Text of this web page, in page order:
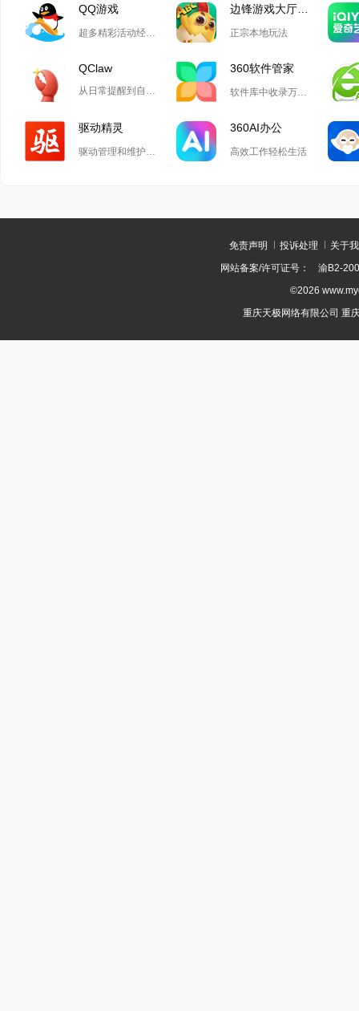
QQ游戏
超多精彩活动经典玩法尽在QQ游戏 正宗本地玩法
QClaw
从日常提醒到自动化开发,Qclaw解锁无限可能
360软件管家
软件库中收录万款正版软件
驱动精灵
驱动管理和维护工具
360AI办公
高效工作轻松生活
免责声明 投诉处理
关于
网站备案/许可证号：
渝B2-
©2026
重庆天极网络有限公司 重